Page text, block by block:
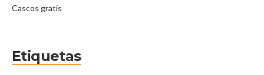
Cascos gratis
Etiquetas